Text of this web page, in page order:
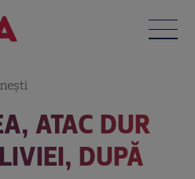
ATAC DUR
DUPĂ